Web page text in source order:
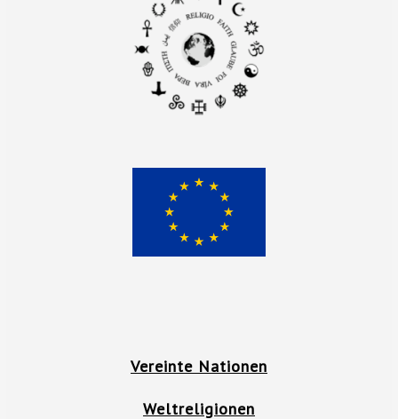
Vereinte Nationen
Weltreligionen